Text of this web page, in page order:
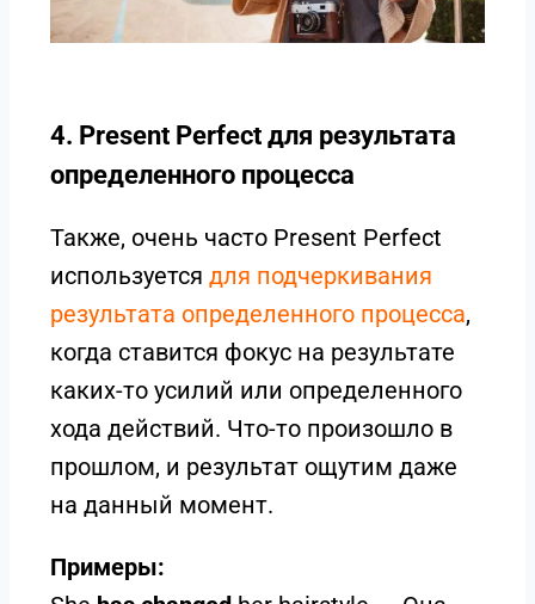
4. Present Perfect для результата
определенного процесса
Также, очень часто Present Perfect
используется для подчеркивания
результата определенного процесса,
когда ставится фокус на результате
каких-то усилий или определенного
хода действий. Что-то произошло в
прошлом, и результат ощутим даже
на данный момент.
Примеры: